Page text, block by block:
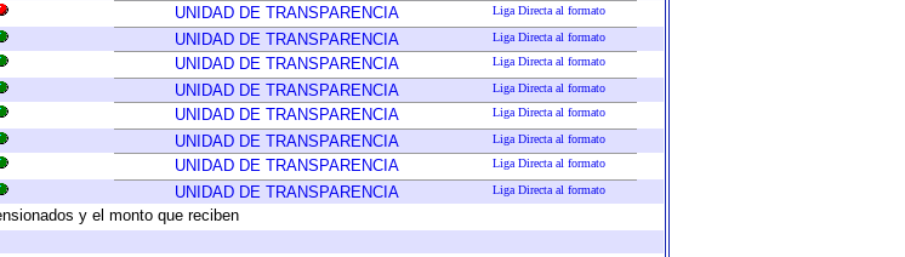
UNIDAD DE TRANSPARENCIA Liga Directa al formato
UNIDAD DE TRANSPARENCIA Liga Directa al formato
UNIDAD DE TRANSPARENCIA Liga Directa al formato
UNIDAD DE TRANSPARENCIA Liga Directa al formato
UNIDAD DE TRANSPARENCIA Liga Directa al formato
UNIDAD DE TRANSPARENCIA Liga Directa al formato
UNIDAD DE TRANSPARENCIA Liga Directa al formato
UNIDAD DE TRANSPARENCIA Liga Directa al formato
y el monto que reciben